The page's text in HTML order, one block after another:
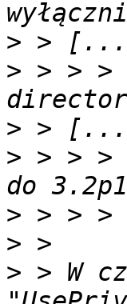
>
> > > >
>
> > > >
>
>
> > W